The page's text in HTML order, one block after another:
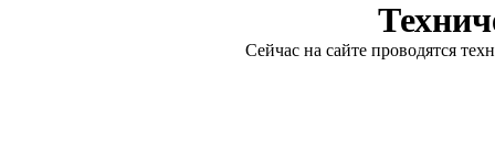
Сейчас на сайте проводятся